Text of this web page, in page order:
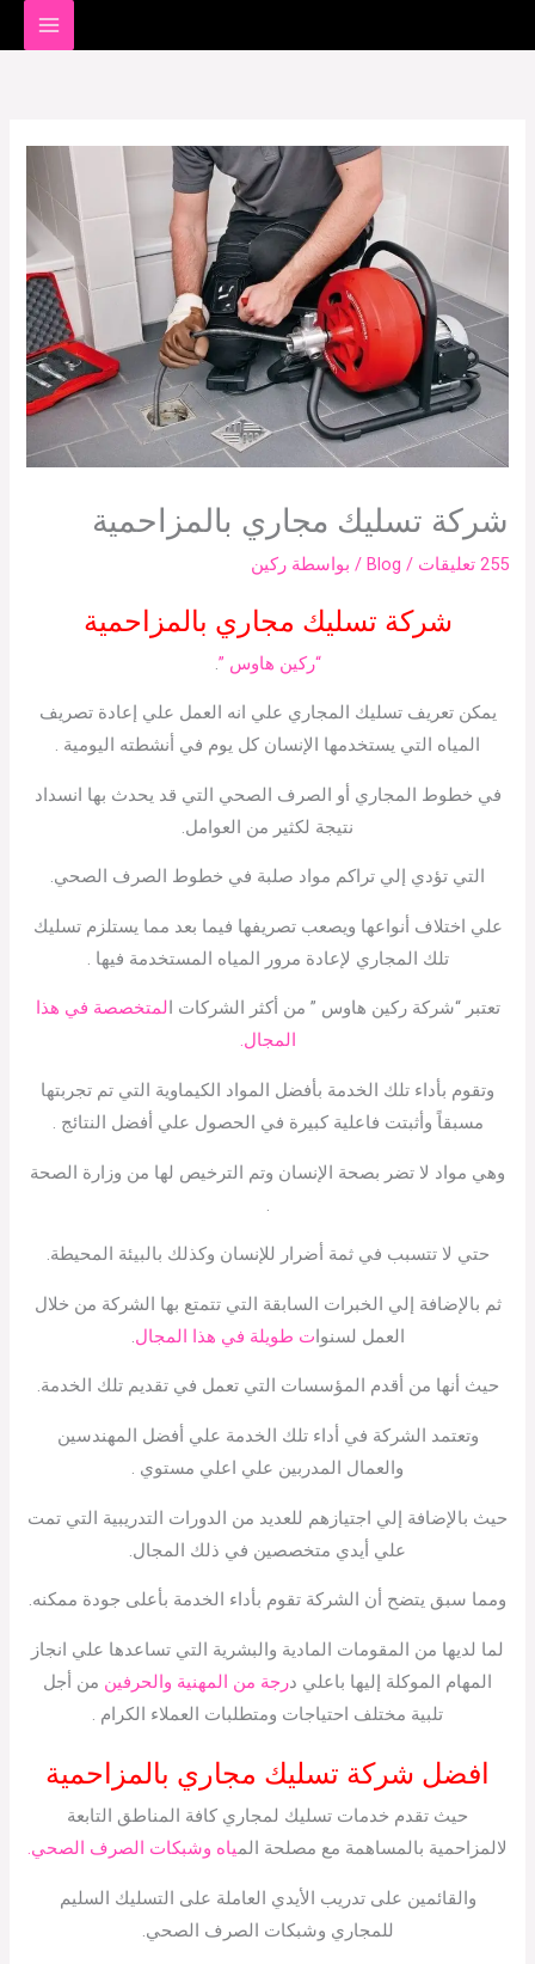
إلى
شركة تسليك مجاري بالمزاحمية
255 تعليقات /
Blog / بواسطة ركين
شركة تسليك مجاري بالمزاحمية
“ركين هاوس ”
يمكن تعريف تسليك المجاري علي انه العمل علي إعادة تصريف
المياه التي يستخدمها الإنسان كل يوم في أنشطته اليومية .
في خطوط المجاري أو الصرف الصحي التي قد يحدث بها انسداد
نتيجة لكثير من العوامل.
التي تؤدي إلي تراكم مواد صلبة في خطوط الصرف الصحي.
علي اختلاف أنواعها ويصعب تصريفها فيما بعد مما يستلزم تسليك
تلك المجاري لإعادة مرور المياه المستخدمة فيها .
تعتبر “شركة ركين هاوس ” من أكثر الشركات ا لمتخصصة في هذا
المجال.
وتقوم بأداء تلك الخدمة بأفضل المواد الكيماوية التي تم تجربتها
مسبقاً وأثبتت فاعلية كبيرة في الحصول علي أفضل النتائج .
وهي مواد لا تضر بصحة الإنسان وتم الترخيص لها من وزارة الصحة
.
حتي لا تتسبب في ثمة أضرار للإنسان وكذلك بالبيئة المحيطة.
ثم بالإضافة إلي الخبرات السابقة التي تتمتع بها الشركة من خلال
العمل لسنوات طويلة في هذا المجال.
حيث أنها من أقدم المؤسسات التي تعمل في تقديم تلك الخدمة.
وتعتمد الشركة في أداء تلك الخدمة علي أفضل المهندسين
والعمال المدربين علي اعلي مستوي .
حيث بالإضافة إلي اجتيازهم للعديد من الدورات التدريبية التي تمت
علي أيدي متخصصين في ذلك المجال.
ومما سبق يتضح أن الشركة تقوم بأداء الخدمة بأعلى جودة ممكنه.
لما لديها من المقومات المادية والبشرية التي تساعدها علي انجاز
المهام الموكلة إليها باعلي درجة من المهنية والحرفين من أجل
تلبية مختلف احتياجات ومتطلبات العملاء الكرام .
افضل شركة تسليك مجاري بالمزاحمية
حيث تقدم خدمات تسليك لمجاري كافة المناطق التابعة
لالمزاحمية بالمساهمة مع مصلحة المياه وشبكات الصرف الصحي.
والقائمين على تدريب الأيدي العاملة على التسليك السليم
للمجاري وشبكات الصرف الصحي.